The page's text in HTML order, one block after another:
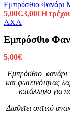
Εμπρόσθιο
5,00€.3,00€Η
AXA
Εμπρόσθιο
5,00€
Εμπρόσθιο φανάρι
και φωτεινότητας
κατάλληλο για
Διαθέτει οπτικό